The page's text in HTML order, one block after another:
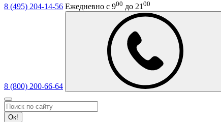
8 (495) 204-14-56 Ежедневно с 900 до 21 00
8 (800) 200-66-64
Ок!